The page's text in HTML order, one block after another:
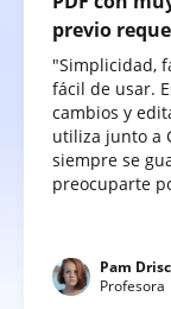
previo
"Simplicidad,
fácil de usar.
cambios y
utiliza junto a
siempre se
preocuparte
Pam
Profesora